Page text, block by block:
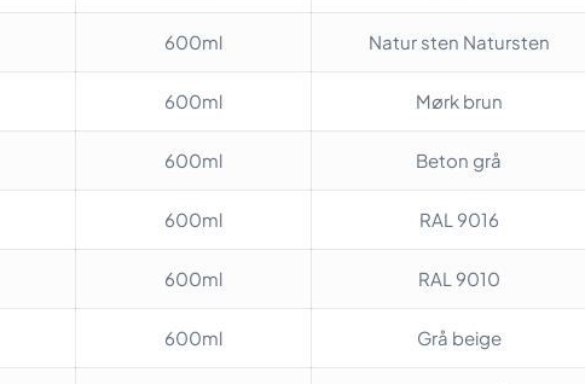
600ml Natur sten Natursten
600ml Mørk brun
600ml Beton grå
600ml RAL 9016
600ml RAL 9010
600ml Grå beige